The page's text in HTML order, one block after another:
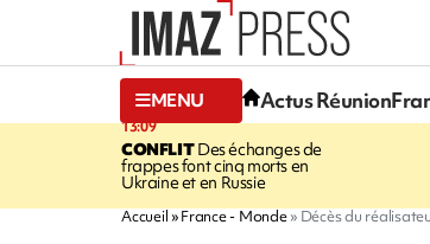
MENU Actus Réunion
13:09
CONFLITDes échanges de
frappes font cinq morts en
Ukraine et en Russie
Accueil France - Monde Décès du